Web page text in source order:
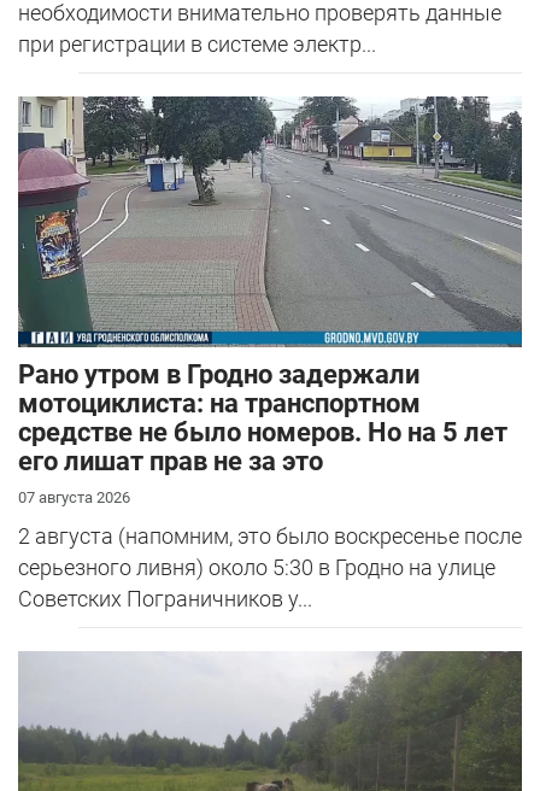
необходимости внимательно проверять данные
при регистрации в системе электр...
Рано утром в Гродно задержали
мотоциклиста: на транспортном
средстве не было номеров. Но на 5 лет
его лишат прав не за это
07 августа 2026
2 августа (напомним, это было воскресенье после
серьезного ливня) около 5:30 в Гродно на улице
Советских Пограничников у...